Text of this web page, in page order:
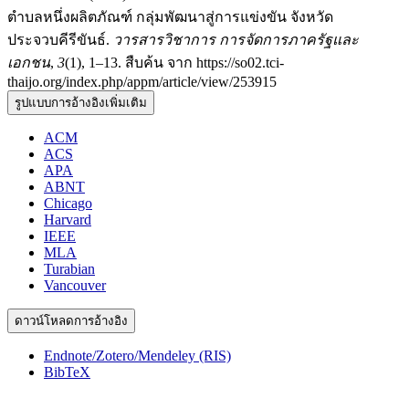
ตำบลหนึ่งผลิตภัณฑ์ กลุ่มพัฒนาสู่การแข่งขัน จังหวัด
ประจวบคีรีขันธ์. วารสารวิชาการ การจัดการภาครัฐและ
เอกชน, 3(1), 1–13. สืบค้น จาก https://so02.tci-
thaijo.org/index.php/appm/article/view/253915
รูปแบบการอ้างอิงเพิ่มเติม
ACM
ACS
APA
ABNT
Chicago
Harvard
IEEE
MLA
Turabian
Vancouver
ดาวน์โหลดการอ้างอิง
Endnote/Zotero/Mendeley (RIS)
BibTeX